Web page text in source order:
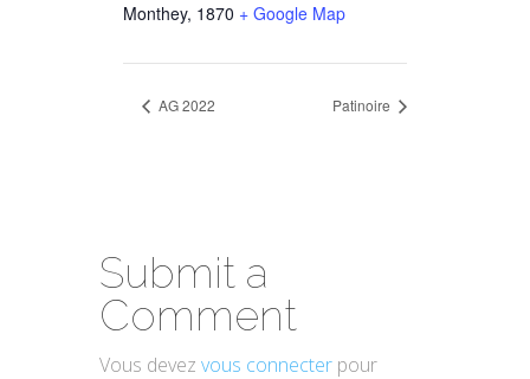
Monthey, 1870 + Google Map
AG 2022 Patinoire
Submit a
Comment
Vous devez vous connecter pour